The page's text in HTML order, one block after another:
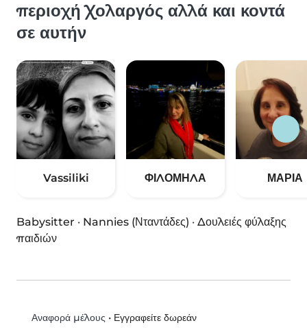
περιοχή Χολαργός αλλά και κοντά
σε αυτήν
Vassiliki ΦΙΛΟΜΗΛΑ ΜΑΡΙΑ
Babysitter · Nannies (Νταντάδες) · Δουλειές φύλαξης
παιδιών
Αναφορά μέλους • Εγγραφείτε δωρεάν